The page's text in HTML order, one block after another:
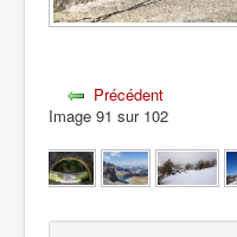
Précédent
Image 91 sur 102